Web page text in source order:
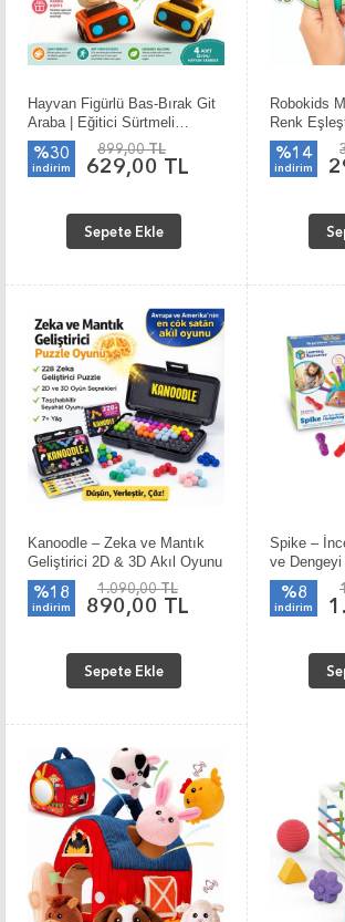
Hayvan Figürlü Bas-Bırak Git
Araba | Eğitici Sürtmeli
Oyuncak
%30
indirim
899,00 TL
629,00 TL
Sepete Ekle
Robokids
Renk
Oyuncağı
%14
indirim
Kanoodle – Zeka ve Mantık
Geliştirici 2D & 3D Akıl Oyunu
%18
indirim
1.090,00 TL
890,00 TL
Sepete Ekle
Spike –
ve
Kirpi Oyunu
%8
indirim